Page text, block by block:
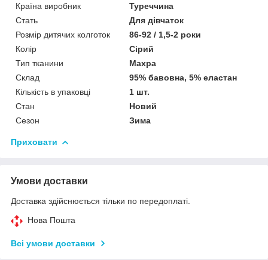
Країна виробник
Туреччина
Стать
Для дівчаток
Розмір дитячих колготок
86-92 / 1,5-2 роки
Колір
Сірий
Тип тканини
Махра
Склад
95% бавовна, 5% еластан
Кількість в упаковці
1 шт.
Стан
Новий
Сезон
Зима
Приховати
Умови доставки
Доставка здійснюється тільки по передоплаті.
Нова Пошта
Всі умови доставки